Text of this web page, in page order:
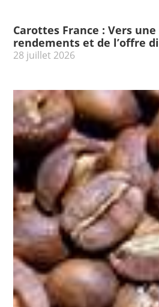
Carottes France : Vers une
rendements et de l’offre
28 juillet 2026